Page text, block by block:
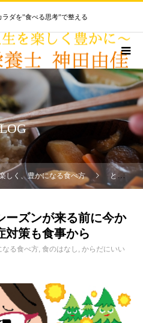
ダを”食べる思考”で整える
しく、豊かになる食べ方 とってもつらい花粉シーズンが来る前に今からはじめる！ 花粉症対策も食事から
ーズンが来る前に今か
策も食事から
なる食べ方 食のはなし からだにいい